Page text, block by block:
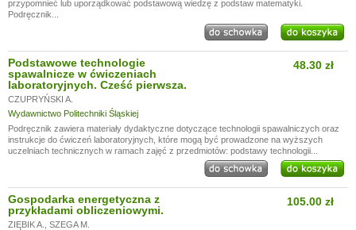
przypomnieć lub uporządkować podstawową wiedzę z podstaw matematyki.
Podręcznik...
Podstawowe technologie
spawalnicze w ćwiczeniach
laboratoryjnych. Cześć pierwsza.
CZUPRYŃSKI A.
Wydawnictwo Politechniki Śląskiej
48.30 zł
Podręcznik zawiera materiały dydaktyczne dotyczące technologii spawalniczych oraz
instrukcje do ćwiczeń laboratoryjnych, które mogą być prowadzone na wyższych
uczelniach technicznych w ramach zajęć z przedmiotów: podstawy technologii...
Gospodarka energetyczna z
przykładami obliczeniowymi.
ZIĘBIK A.
SZEGA M.
105.00 zł